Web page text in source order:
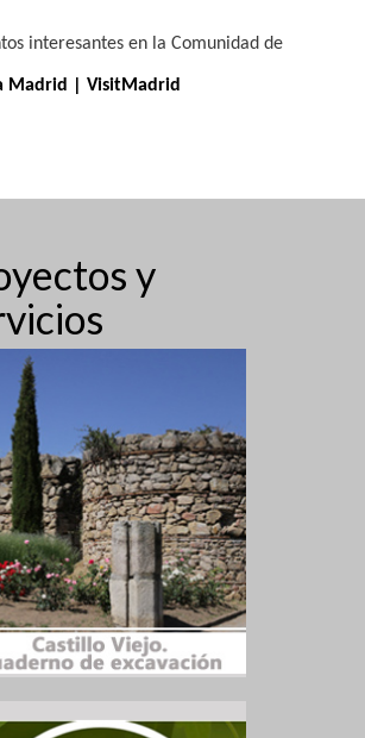
interesantes en la Comunidad de
Madrid | VisitMadrid
y